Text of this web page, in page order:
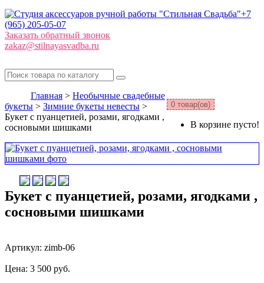
+7
(965) 205-05-07
Заказать обратный звонок
zakaz@stilnayasvadba.ru
0 товар(ов)
В корзине пусто!
Главная > Необычные свадебные
букеты > Зимние букеты невесты >
Букет с пуанцетией, розами, ягодками ,
сосновыми шишками
Букет с пуанцетией, розами, ягодками ,
сосновыми шишками
Артикул: zimb-06
Цена: 3 500 руб.